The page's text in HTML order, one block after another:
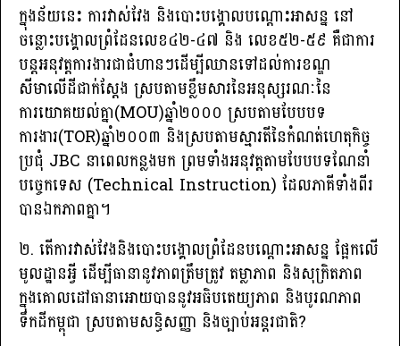
ក្នុងន័យនេះ ការវាស់វែង និងបោះបង្គោលបណ្តោះអាសន្ន នៅ
ចន្លោះបង្គោលព្រំដែនលេខ៤២-៤៧ និង លេខ៥២-៥៩ គឺជាការ
បន្តអនុវត្តការងារជាជំហានៗដើម្បីឈានទៅដល់ការខណ្ឌ
សីមាលើដីជាក់ស្ដែង ស្របតាមខ្លឹមសារនៃអនុស្សរណៈនៃ
ការយោគយល់គ្នា(MOU)ឆ្នាំ២០០០ ស្របតាមបែបបទ
ការងារ(TOR)ឆ្នាំ២០០៣ និងស្របតាមស្មារតីនៃកំណត់ហេតុកិច្ច
ប្រជុំ JBC នាពេលកន្លងមក ព្រមទាំងអនុវត្តតាមបែបបទណែនាំ
បច្ចេកទេស (Technical Instruction) ដែលភាគីទាំងពីរ
បានឯកភាពគ្នា។
២. តើការវាស់វែងនិងបោះបង្គោលព្រំដែនបណ្តោះអាសន្ន ផ្អែកលើ
មូលដ្ឋានអ្វី ដើម្បីធានានូវភាពត្រឹមត្រូវ តម្លាភាព និងសុក្រិតភាព
ក្នុងគោលដៅធានាអោយបាននូវអធិបតេយ្យភាព និងបូរណភាព
ទឹកដីកម្ពុជា ស្របតាមសន្ធិសញ្ញា និងច្បាប់អន្តរជាតិ?